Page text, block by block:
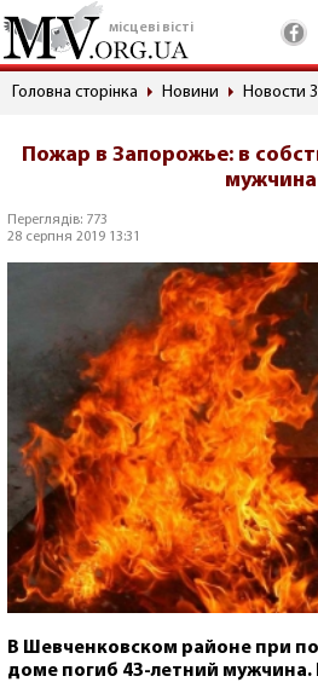
місцеві вісті
Головна сторінка Новини Новости
Пожар в Запорожье: в
мужчина
Переглядів: 773
28 серпня 2019 13:31
В Шевченковском районе при
доме погиб 43-летний